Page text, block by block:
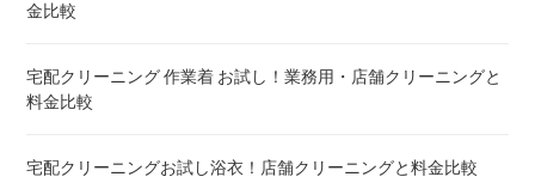
重い布団の洗い方 ! 洗えないタイプの対処法も
金比較
宅配クリーニング 作業着 お試し！業務用・店舗クリーニングと
料金比較
宅配クリーニングお試し浴衣！店舗クリーニングと料金比較